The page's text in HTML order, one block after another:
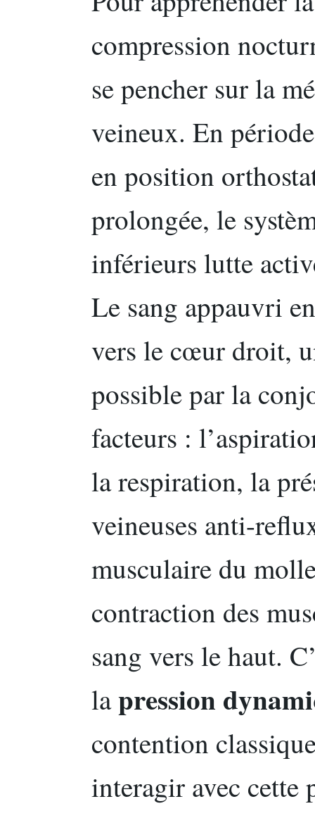
compression
se pencher sur la
veineux. En
en position
prolongée, le
inférieurs lutte
Le sang appauvri
vers le cœur droit,
possible par la
facteurs :
la respiration, la
veineuses anti-
musculaire du
contraction des
sang vers le haut.
lapression
contention
interagir avec cette